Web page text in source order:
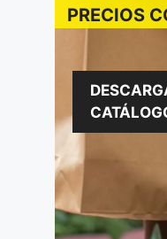
PRECIOS